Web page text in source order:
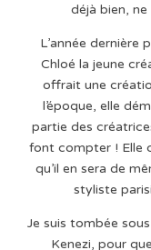
déjà bien,
L’année dernière
Chloé la jeune
offrait une
l’époque, elle
partie des
font compter ! Elle
qu’il en sera de
styliste
Je suis tombée
Kenezi, pour